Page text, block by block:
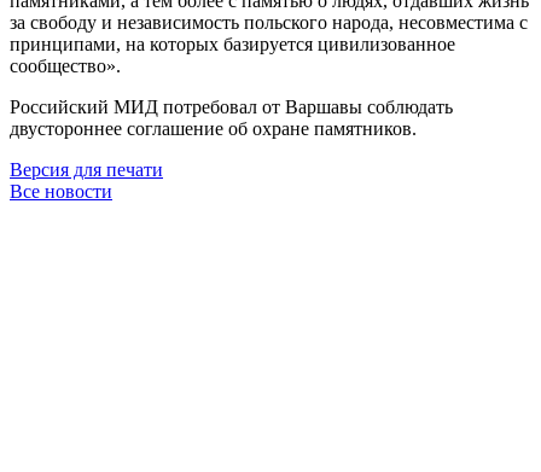
за свободу и независимость польского народа, несовместима с
принципами, на которых базируется цивилизованное
сообщество».
Российский МИД потребовал от Варшавы соблюдать
двустороннее соглашение об охране памятников.
Версия для печати
Все новости